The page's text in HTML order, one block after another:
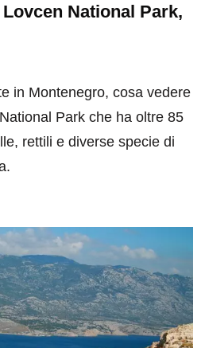
National Park,
in Montenegro, cosa vedere
Park che ha oltre 85
rettili e diverse specie di